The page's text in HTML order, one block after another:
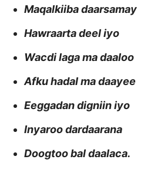
Maqalkiiba daarsamay
Hawraarta deel iyo
Wacdi laga ma daaloo
Afku hadal ma daayee
Eeggadan digniin iyo
Inyaroo dardaarana
Doogtoo bal daalaca.